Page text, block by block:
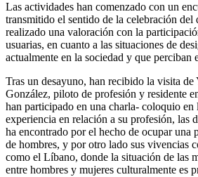
Las actividades han comenzado con un
transmitido el sentido de la celebración del
realizado una valoración con la
usuarias, en cuanto a las situaciones de
actualmente en la sociedad y que perciban
Tras un desayuno, han recibido la visita de
González, piloto de profesión y residente
han participado en una charla- coloquio en
experiencia en relación a su profesión, las
ha encontrado por el hecho de ocupar una
de hombres, y por otro lado sus vivencias
como el Líbano, donde la situación de las
entre hombres y mujeres culturalmente es